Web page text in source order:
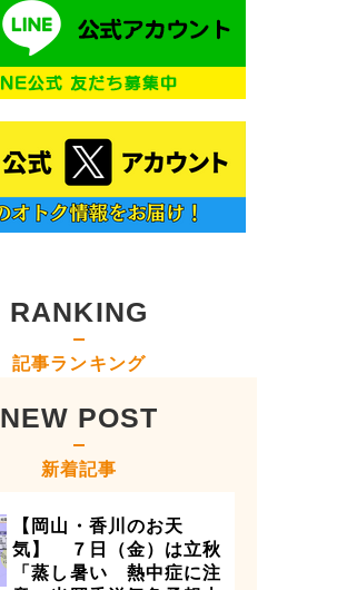
RANKING
記事ランキング
NEW POST
新着記事
【岡山・香川のお天
気】 ７日（金）は立秋
「蒸し暑い 熱中症に注